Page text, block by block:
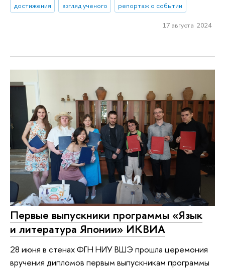
достижения взгляд ученого репортаж о событии
17 августа 2024
Первые выпускники программы «Язык
и литература Японии» ИКВИА
28 июня в стенах ФГН НИУ ВШЭ прошла церемония
вручения дипломов первым выпускникам программы